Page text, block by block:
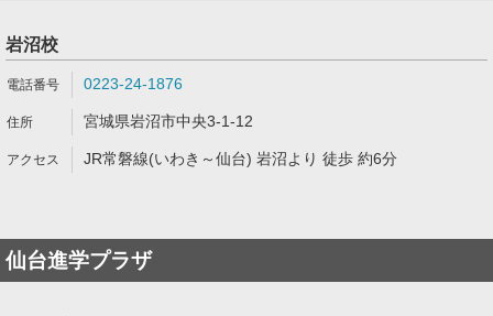
岩沼校
0223-24-1876
宮城県岩沼市中央3-1-12
JR常磐線(いわき～仙台) 岩沼より 徒歩 約6分
仙台進学プラザ